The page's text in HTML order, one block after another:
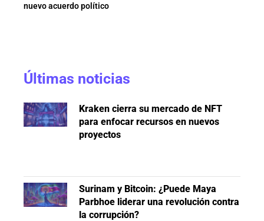
nuevo acuerdo político
Últimas noticias
Kraken cierra su mercado de NFT
para enfocar recursos en nuevos
proyectos
Surinam y Bitcoin: ¿Puede Maya
Parbhoe liderar una revolución contra
la corrupción?